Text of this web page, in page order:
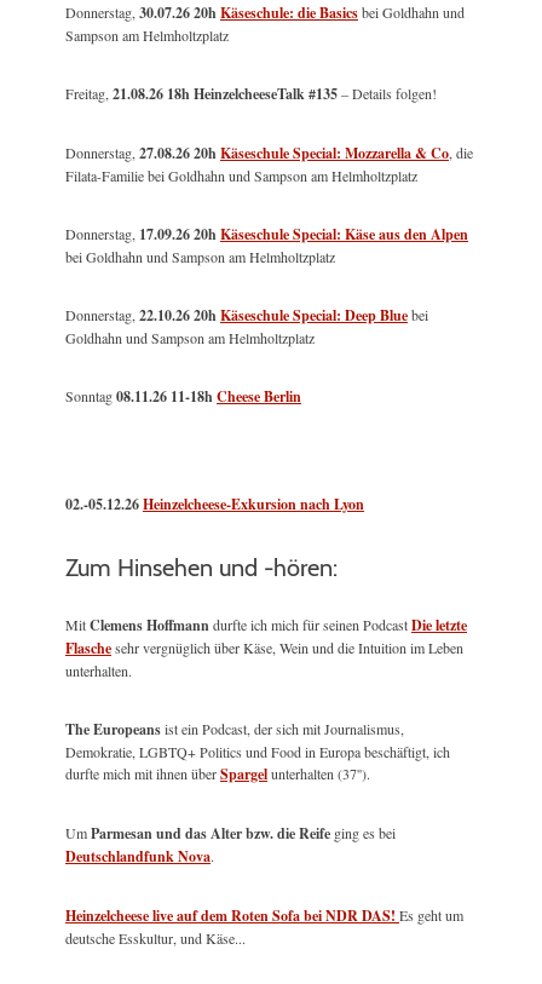
Donnerstag, 30.07.26 20hKäseschule: die Basicsbei Goldhahn und
Sampson am Helmholtzplatz
Freitag, 21.08.26 18h HeinzelcheeseTalk #135– Details folgen!
Donnerstag, 27.08.26 20hKäseschule Special: Mozzarella & Co , die
Filata-Familie bei Goldhahn und Sampson am Helmholtzplatz
Donnerstag, 17.09.26 20hKäseschule Special: Käse aus den Alpen
bei Goldhahn und Sampson am Helmholtzplatz
Donnerstag, 22.10.26 20hKäseschule Special: Deep Bluebei
Goldhahn und Sampson am Helmholtzplatz
Sonntag08.11.26 11-18hCheese Berlin
02.-05.12.26Heinzelcheese-Exkursion nach Lyon
Zum Hinsehen und -hören:
MitClemens Hoffmanndurfte ich mich für seinen PodcastDie letzte
Flaschesehr vergnüglich über Käse, Wein und die Intuition im Leben
unterhalten.
The Europeansist ein Podcast, der sich mit Journalismus,
Demokratie, LGBTQ+ Politics und Food in Europa beschäftigt, ich
durfte mich mit ihnen überSpargelunterhalten (37'').
UmParmesan und das Alter bzw. die Reife ging es bei
Deutschlandfunk Nova.
Heinzelcheese live auf dem Roten Sofa bei NDR DAS! Es geht um
deutsche Esskultur, und Käse...